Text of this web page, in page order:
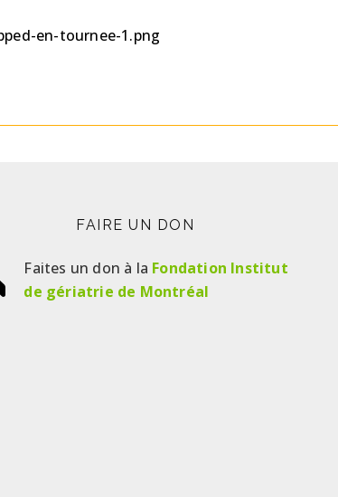
en-tournee-1.png
FAIRE UN DON
Faites un don à la Fondation Institut
de gériatrie de Montréal